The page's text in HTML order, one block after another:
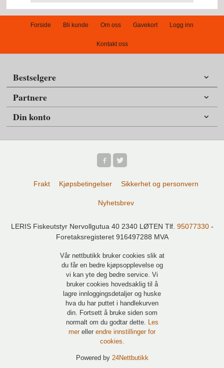
Forside Bli kunde Om oss Gavekort Logg inn
Kontakt oss
Bestselgere
Partnere
Din konto
Frakt Kjøpsbetingelser Sikkerhet og personvern
Nyhetsbrev
LERIS Fiskeutstyr Nervollgutua 40 2340 LØTEN Tlf. 95077330-
Foretaksregisteret 916497288 MVA
Vår nettbutikk bruker cookies slik at
du får en bedre kjøpsopplevelse og
vi kan yte deg bedre service. Vi
bruker cookies hovedsaklig til å
lagre innloggingsdetaljer og huske
hva du har puttet i handlekurven
din. Fortsett å bruke siden som
normalt om du godtar dette. Les
mer eller endre innstillinger for
cookies.
Powered by 24Nettbutikk